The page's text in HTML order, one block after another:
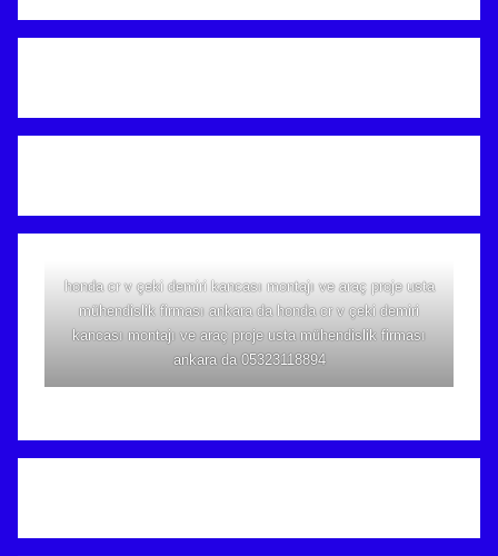
honda cr v çeki demiri kancası montajı ve araç proje usta
mühendislik firması ankara da honda cr v çeki demiri
kancası montajı ve araç proje usta mühendislik firması
ankara da 05323118894